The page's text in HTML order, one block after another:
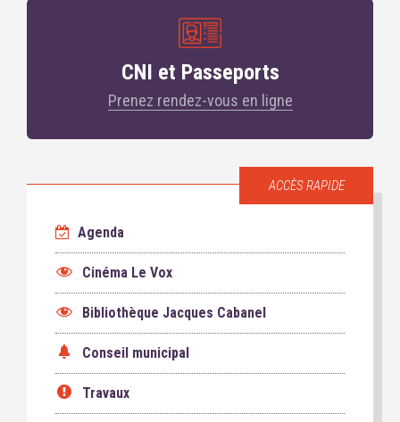
CNI et Passeports
Prenez rendez-vous en ligne
ACCÈS RAPIDE
Agenda
Cinéma Le Vox
Bibliothèque Jacques Cabanel
Conseil municipal
Travaux